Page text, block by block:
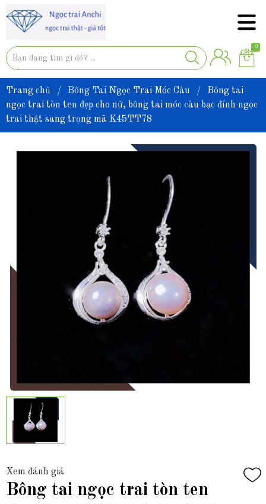
0
Trang chủ / Bông Tai Ngọc Trai Móc Câu /
Bông tai
ngọc trai tòn ten đẹp cho nữ, bông tai móc câu bạc đính ngọc
trai thật sang trọng mã K45TT78
Xem đánh giá
Bông tai ngọc trai tòn ten